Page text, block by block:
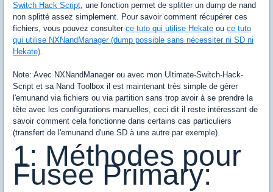
Switch Hack Script, une fonction permet de splitter un dump de nand
non splitté assez simplement. Pour savoir comment récupérer ces
fichiers, vous pouvez consulter ce tuto qui utilise Hekate ou ce tuto
qui utilise NXNandManager (dump possible sans nécessiter ni SD ni
Hekate).
Note: Avec NXNandManager ou avec mon Ultimate-Switch-Hack-
Script et sa Nand Toolbox il est maintenant très simple de gérer
l'emunand via fichiers ou via partition sans trop avoir à se prendre la
tête avec les configurations manuelles, ceci dit il reste intéressant de
savoir comment cela fonctionne dans certains cas particuliers
(transfert de l'emunand d'une SD à une autre par exemple).
1: Méthodes pour
Fusee Primary: